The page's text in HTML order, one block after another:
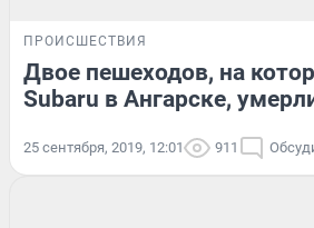
ПРОИСШЕСТВИЯ
Двое пешеходов, на
Subaru в Ангарске,
25 сентября, 2019, 12:01 911